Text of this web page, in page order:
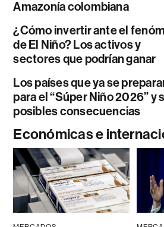
Amazonía colombiana
¿Cómo invertir ante el
de El Niño? Los activos y
sectores que podrían ganar
Los países que ya se
para el “Súper Niño 2026” y
posibles consecuencias
Económicas e